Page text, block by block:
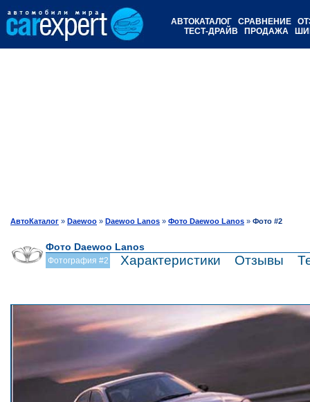
АВТОКАТАЛОГ СРАВНЕНИЕ
ТЕСТ-ДРАЙВ
ПРОДАЖА
АвтоКаталог » Daewoo » Daewoo Lanos » Фото Daewoo Lanos » Фото #2
Фото Daewoo Lanos
Фотография #2 Характеристики Отзывы